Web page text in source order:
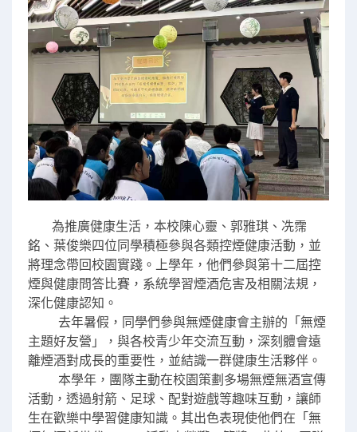
為推廣健康生活，本校陳心靈、郭雅琪、冼霈
銘、葉俊樂四位同學積極參與各類控煙健康活動，並
將理念帶回校園實踐。上學年，他們參與第十二屆控
煙與健康問答比賽，系統學習煙酒危害及相關法規，
深化健康認知。
去年暑假，同學們參與無煙健康會主辦的「無煙
主題好友營」，與各校青少年交流互動，深刻體會遠
離煙酒對成長的重要性，並結識一群健康生活夥伴。
本學年，團隊主動在校園策劃多場無煙無酒宣傳
活動，透過射箭、足球、配對遊戲等趣味互動，讓師
生在歡樂中學習健康知識。其出色表現使他們在「無